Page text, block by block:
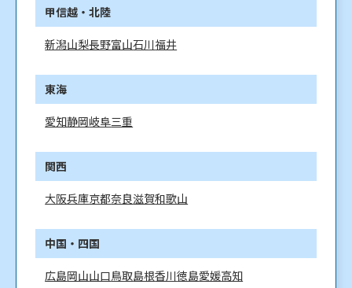
甲信越・北陸
新潟山梨長野富山石川福井
東海
愛知静岡岐阜三重
関西
大阪兵庫京都奈良滋賀和歌山
中国・四国
広島岡山山口鳥取島根香川徳島愛媛高知